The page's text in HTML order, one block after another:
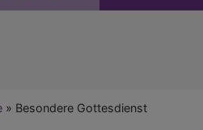
Besondere Gottesdienst